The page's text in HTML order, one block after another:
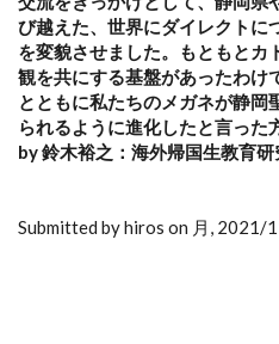
び越えた、世界にダイレクトに
を変貌させました。もともとカ
観を共にする基盤があったわけ
とともに私たちのメガネが静岡
られるように進化したと言った
by 鈴木裕之： 海外帰国生教育研
Submitted by hiros on 月, 2021/